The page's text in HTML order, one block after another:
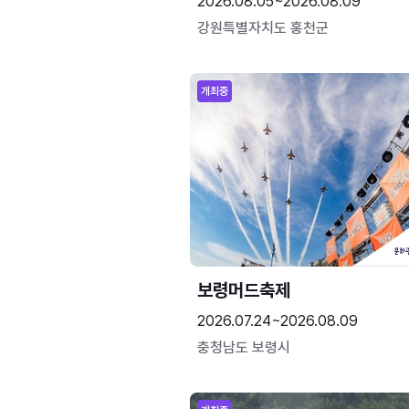
강원특별자치도 홍천군
개최중
보령머드축제
2026.07.24~2026.08.09
충청남도 보령시